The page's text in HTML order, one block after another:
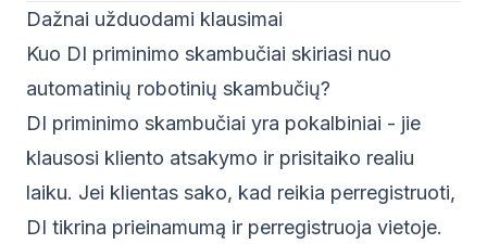
Dažnai užduodami klausimai
Kuo DI priminimo skambučiai skiriasi nuo
automatinių robotinių skambučių?
DI priminimo skambučiai yra pokalbiniai - jie
klausosi kliento atsakymo ir prisitaiko realiu
laiku. Jei klientas sako, kad reikia perregistruoti,
DI tikrina prieinamumą ir perregistruoja vietoje.